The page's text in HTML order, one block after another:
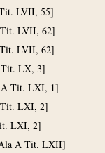
LVII, 55]
LVII, 62]
LVII, 62]
Tit. LX, 3]
A Tit. LXI, 1]
Tit. LXI, 2]
LXI, 2]
A Tit. LXII]